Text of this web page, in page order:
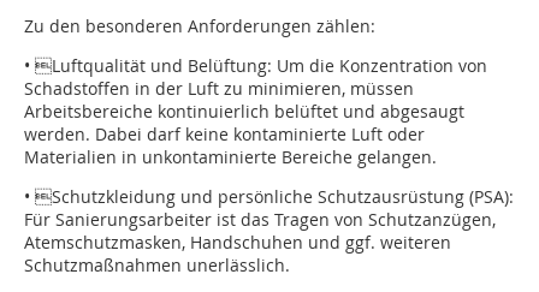
Zu den besonderen Anforderungen zählen:
• Luftqualität und Belüftung: Um die Konzentration von
Schadstoffen in der Luft zu minimieren, müssen
Arbeitsbereiche kontinuierlich belüftet und abgesaugt
werden. Dabei darf keine kontaminierte Luft oder
Materialien in unkontaminierte Bereiche gelangen.
• Schutzkleidung und persönliche Schutzausrüs­tung (PSA):
Für Sanierungsarbeiter ist das Tragen von Schutzanzügen,
Atemschutzmasken, Handschuhen und ggf. weiteren
Schutzmaßnahmen unerlässlich.